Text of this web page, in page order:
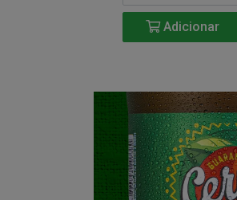
Adicionar